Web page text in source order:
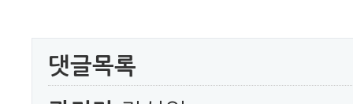
댓글목록